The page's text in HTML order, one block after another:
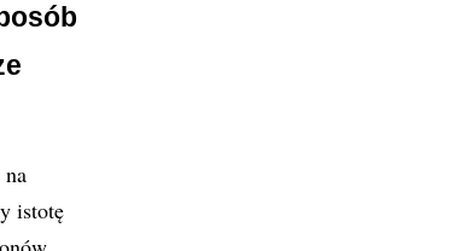
istotę